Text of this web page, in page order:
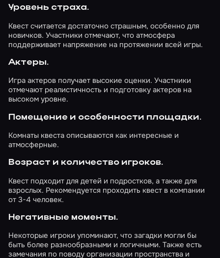
Уровень страха.
Квест считается достаточно страшным, особенно для
новичков. Участники отмечают, что атмосфера
поддерживает напряжение на протяжении всей игры.
Актеры.
Игра актеров получает высокие оценки. Участники
отмечают реалистичность и подготовку актеров на
высоком уровне.
Помещение и особенности площадки.
Комнаты квеста описываются как интересные и
атмосферные.
Возраст и количество игроков.
Квест подходит для детей и подростков, а также для
взрослых. Рекомендуется проходить квест в компании
от 3-4 человек.
Негативные моменты.
Некоторые игроки упоминают, что загадки могли бы
быть более разнообразными и логичными. Также есть
замечания по поводу организации пространства и